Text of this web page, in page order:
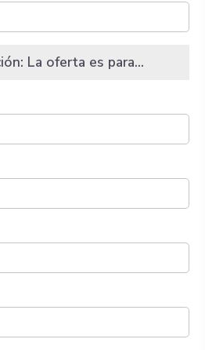
La oferta es para...